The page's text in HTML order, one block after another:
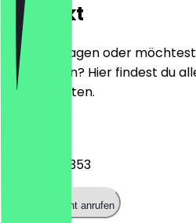
Kontakt
Hast du Fragen oder
reservieren? Hier findest du
Kontaktdaten.
017641690353
Restaurant anrufen